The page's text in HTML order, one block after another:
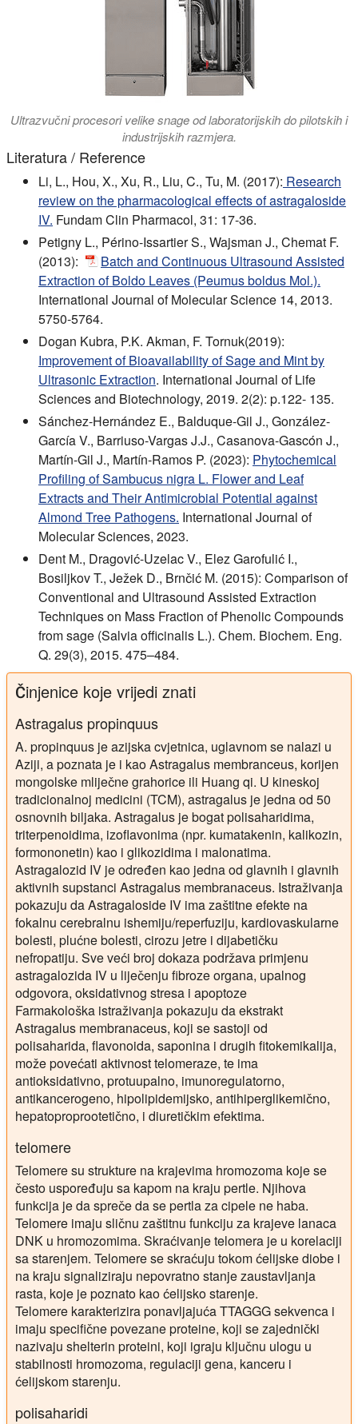
Ultrazvučni procesori velike snage od laboratorijskih do pilotskih i
industrijskih razmjera.
Literatura / Reference
Li, L., Hou, X., Xu, R., Liu, C., Tu, M. (2017): Research
review on the pharmacological effects of astragaloside
IV. Fundam Clin Pharmacol, 31: 17-36.
Petigny L., Périno-Issartier S., Wajsman J., Chemat F.
(2013):
Batch and Continuous Ultrasound Assisted
Extraction of Boldo Leaves (Peumus boldus Mol.).
International Journal of Molecular Science 14, 2013.
5750-5764.
Dogan Kubra, P.K. Akman, F. Tornuk(2019):
Improvement of Bioavailability of Sage and Mint by
Ultrasonic Extraction. International Journal of Life
Sciences and Biotechnology, 2019. 2(2): p.122- 135.
Sánchez-Hernández E., Balduque-Gil J., González-
García V., Barriuso-Vargas J.J., Casanova-Gascón J.,
Martín-Gil J., Martín-Ramos P. (2023): Phytochemical
Profiling of Sambucus nigra L. Flower and Leaf
Extracts and Their Antimicrobial Potential against
Almond Tree Pathogens. International Journal of
Molecular Sciences, 2023.
Dent M., Dragović-Uzelac V., Elez Garofulić I.,
Bosiljkov T., Ježek D., Brnčić M. (2015): Comparison of
Conventional and Ultrasound Assisted Extraction
Techniques on Mass Fraction of Phenolic Compounds
from sage (Salvia officinalis L.). Chem. Biochem. Eng.
Q. 29(3), 2015. 475–484.
Činjenice koje vrijedi znati
Astragalus propinquus
A. propinquus je azijska cvjetnica, uglavnom se nalazi u
Aziji, a poznata je i kao Astragalus membranceus, korijen
mongolske mliječne grahorice ili Huang qi. U kineskoj
tradicionalnoj medicini (TCM), astragalus je jedna od 50
osnovnih biljaka. Astragalus je bogat polisaharidima,
triterpenoidima, izoflavonima (npr. kumatakenin, kalikozin,
formononetin) kao i glikozidima i malonatima.
Astragalozid IV je određen kao jedna od glavnih i glavnih
aktivnih supstanci Astragalus membranaceus. Istraživanja
pokazuju da Astragaloside IV ima zaštitne efekte na
fokalnu cerebralnu ishemiju/reperfuziju, kardiovaskularne
bolesti, plućne bolesti, cirozu jetre i dijabetičku
nefropatiju. Sve veći broj dokaza podržava primjenu
astragalozida IV u liječenju fibroze organa, upalnog
odgovora, oksidativnog stresa i apoptoze
Farmakološka istraživanja pokazuju da ekstrakt
Astragalus membranaceus, koji se sastoji od
polisaharida, flavonoida, saponina i drugih fitokemikalija,
može povećati aktivnost telomeraze, te ima
antioksidativno, protuupalno, imunoregulatorno,
antikancerogeno, hipolipidemijsko, antihiperglikemično,
hepatoproprootetično, i diuretičkim efektima.
telomere
Telomere su strukture na krajevima hromozoma koje se
često uspoređuju sa kapom na kraju pertle. Njihova
funkcija je da spreče da se pertla za cipele ne haba.
Telomere imaju sličnu zaštitnu funkciju za krajeve lanaca
DNK u hromozomima. Skraćivanje telomera je u korelaciji
sa starenjem. Telomere se skraćuju tokom ćelijske diobe i
na kraju signaliziraju nepovratno stanje zaustavljanja
rasta, koje je poznato kao ćelijsko starenje.
Telomere karakterizira ponavljajuća TTAGGG sekvenca i
imaju specifične povezane proteine, koji se zajednički
nazivaju shelterin proteini, koji igraju ključnu ulogu u
stabilnosti hromozoma, regulaciji gena, kanceru i
ćelijskom starenju.
polisaharidi